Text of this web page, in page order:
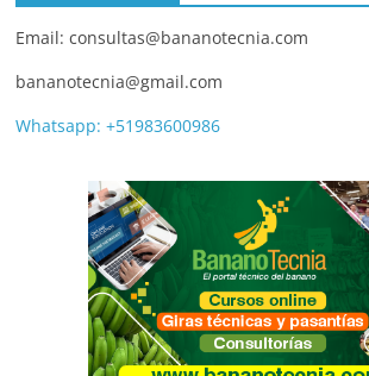
Email: consultas@bananotecnia.com
bananotecnia@gmail.com
Whatsapp: +51983600986